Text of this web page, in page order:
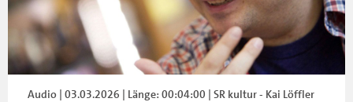
Audio | 03.03.2026 | Länge: 00:04:00 | SR kultur - Kai Löffler